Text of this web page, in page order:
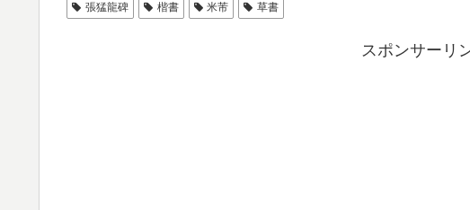
張猛龍碑 楷書 米芾 草書
スポンサーリ